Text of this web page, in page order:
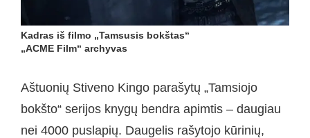
Kadras iš filmo „Tamsusis bokštas“
„ACME Film“ archyvas
Aštuonių Stiveno Kingo parašytų „Tamsiojo
bokšto“ serijos knygų bendra apimtis – daugiau
nei 4000 puslapių. Daugelis rašytojo kūrinių,